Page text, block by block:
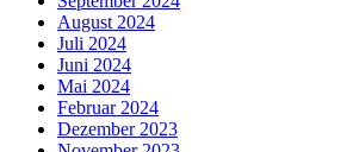
August 2024
Juli 2024
Juni 2024
Mai 2024
Februar 2024
Dezember 2023